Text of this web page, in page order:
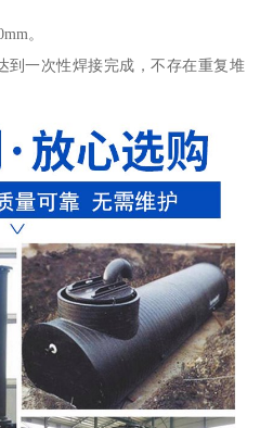
。
一次性焊接完成，不存在重复堆